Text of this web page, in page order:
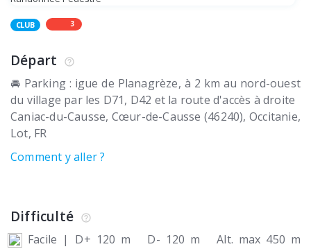
CLUB 3
Départ
🚘 Parking : igue de Planagrèze, à 2 km au nord-ouest
du village par les D71, D42 et la route d'accès à droite
Caniac-du-Causse Cœur-de-Causse (46240) Occitanie,
Lot FR
Comment y aller ?
Difficulté
Facile | D+ 120 m D- 120 m
Alt. max 450 m